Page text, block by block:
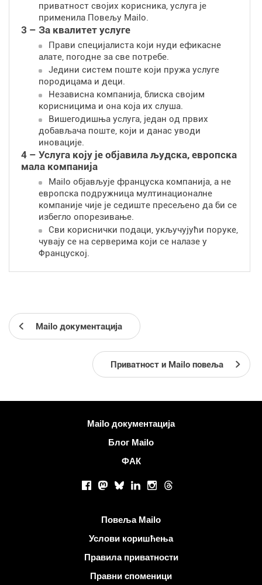
приватност својих корисника, услуга је
применила Повељу Mailo.
3 – За квалитет услуге
Прави специјалиста који нуди ефикасне
алате, погодне за све потребе.
Једини систем поште који пружа услуге
породицама и деци.
Независна компанија, блиска својим
корисницима и она која их слуша.
Вишегодишња услуга, један од првих
добављача поште, који и данас уводи
иновације.
4 – Услуга коју је објавила људска, европска
мала компанија
Mailo објављује француска компанија, а не
европска подружница мултинационалне
компаније чије је седиште пресељено да би се
избегло опорезивање.
Сви кориснички подаци, укључујући поруке,
чувају се на серверима који се налазе у
Француској.
Mailo документација
Приватност и Mailo повеља
Више информацијаMailo документација
Блог Mailo
ФАК
Facebook
Mastodon
BlueskyLinkedInInstagram
Threads
Повеља Mailo
Услови коришћења
Правила приватности
Правни споменици